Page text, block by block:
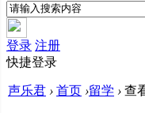
登录 注册
快捷登录
声乐君 › 首页 ›留学 › 查